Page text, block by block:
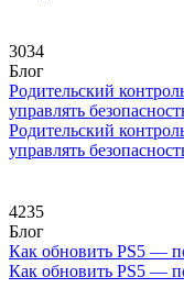
3034
Блог
Родительский
управлять
Родительский
управлять
4235
Блог
Как обновить PS5 —
Как обновить PS5 —